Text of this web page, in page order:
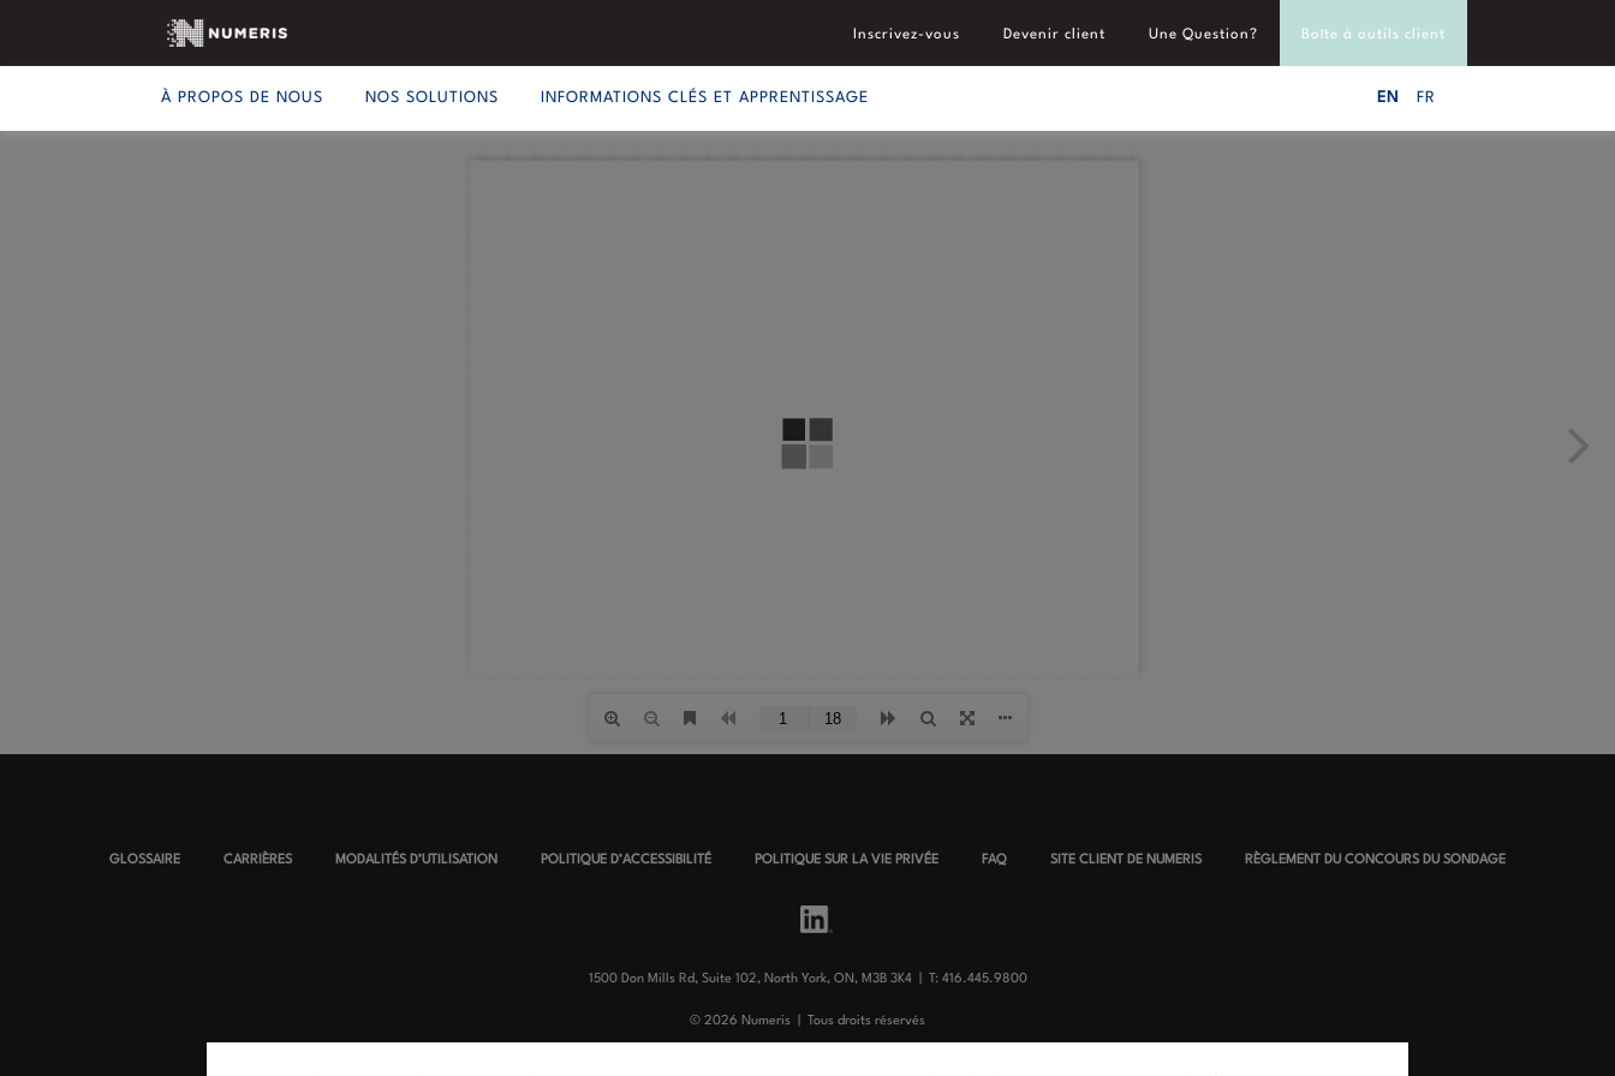
Inscrivez-vous Devenir client Une Question? Boîte à outils client
À PROPOS DE NOUS NOS SOLUTIONS INFORMATIONS CLÉS ET APPRENTISSAGE EN FR
GLOSSAIRE CARRIÈRES MODALITÉS D’UTILISATION POLITIQUE D’ACCESSIBILITÉ POLITIQUE SUR LA VIE PRIVÉE FAQ SITE CLIENT DE NUMERIS RÈGLEMENT DU CONCOURS DU SONDAGE
1500 Don Mills Rd, Suite 102, North York, ON, M3B 3K4 | T: 416.445.9800
© 2026 Numeris | Tous droits réservés